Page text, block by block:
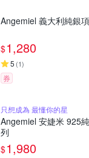
Angemiel 義大利純銀
$1,280
5 (1)
券
只想成為 最懂你的星
Angemiel 安婕米 925
列
$1,980